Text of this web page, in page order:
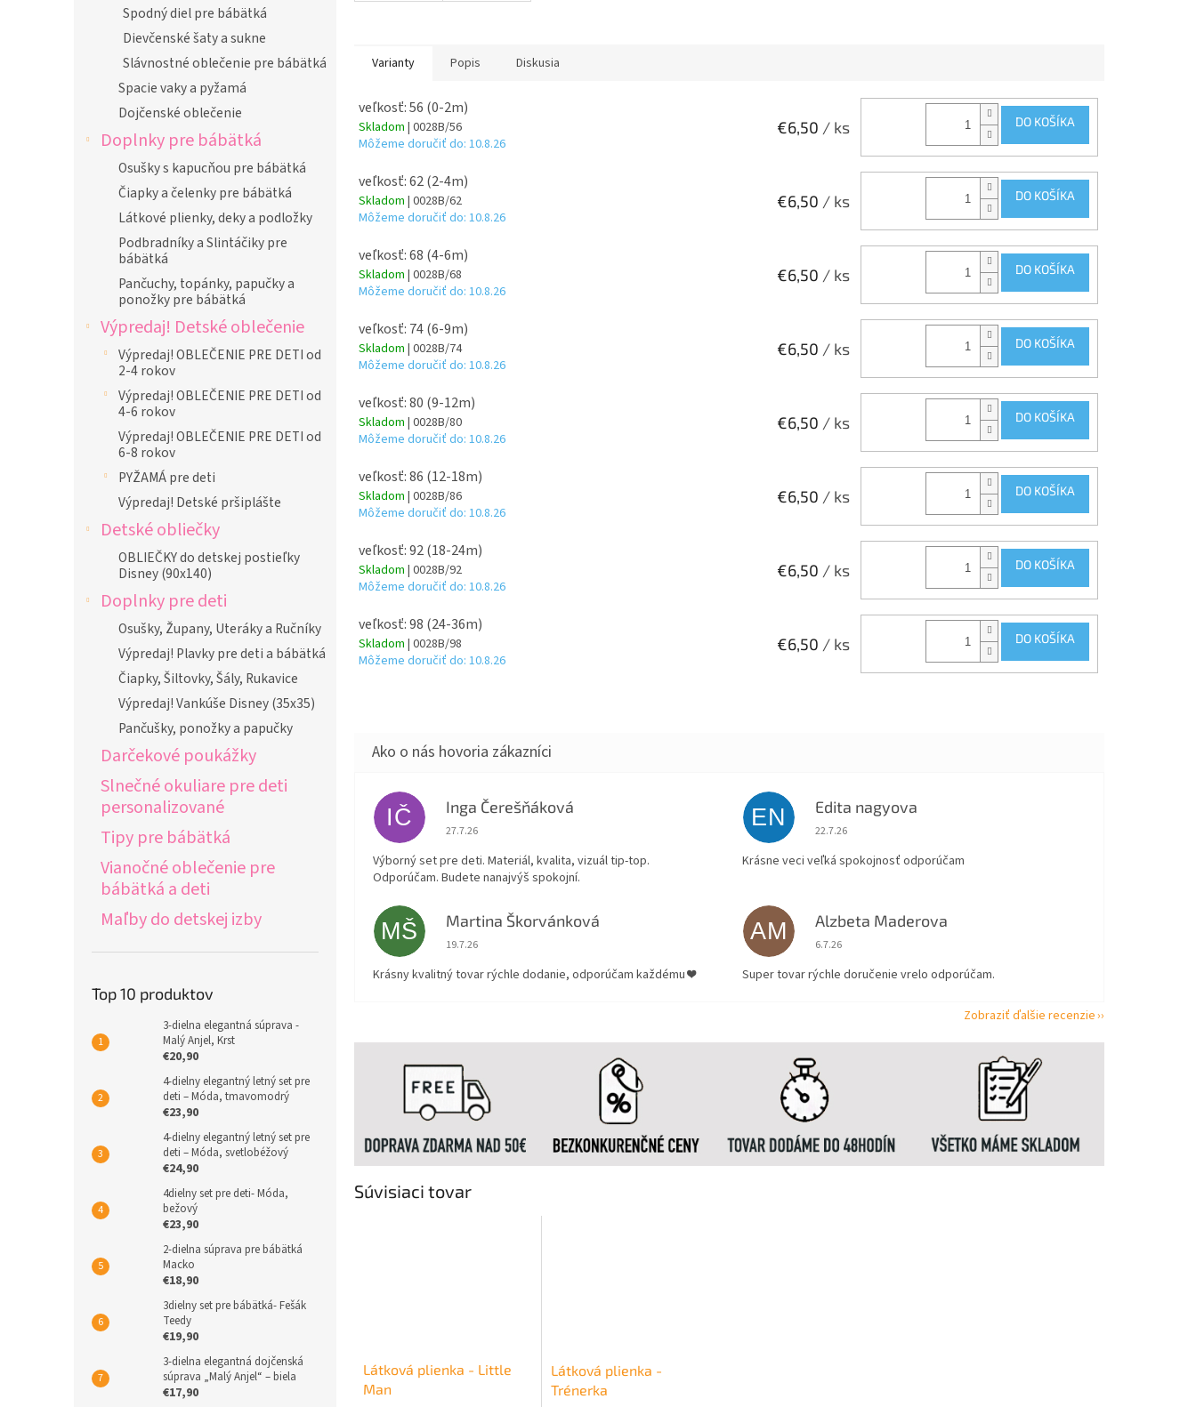
Spodný diel pre bábätká
Dievčenské šaty a sukne
Slávnostné oblečenie pre bábätká
Spacie vaky a pyžamá
Dojčenské oblečenie
Doplnky pre bábätká
Osušky s kapucňou pre bábätká
Čiapky a čelenky pre bábätká
Látkové plienky, deky a podložky
Podbradníky a Slintáčiky pre
bábätká
Pančuchy, topánky, papučky a
ponožky pre bábätká
Výpredaj! Detské oblečenie
Výpredaj! OBLEČENIE PRE DETI od
2-4 rokov
Výpredaj! OBLEČENIE PRE DETI od
4-6 rokov
Výpredaj! OBLEČENIE PRE DETI od
6-8 rokov
PYŽAMÁ pre deti
Výpredaj! Detské pršiplášte
Detské obliečky
OBLIEČKY do detskej postieľky
Disney (90x140)
Doplnky pre deti
Osušky, Župany, Uteráky a Ručníky
Výpredaj! Plavky pre deti a bábätká
Čiapky, Šiltovky, Šály, Rukavice
Výpredaj! Vankúše Disney (35x35)
Pančušky, ponožky a papučky
Darčekové poukážky
Slnečné okuliare pre deti
personalizované
Tipy pre bábätká
Vianočné oblečenie pre
bábätká a deti
Maľby do detskej izby
Top 10 produktov
3-dielna elegantná súprava -
Malý Anjel, Krst
€20,90
4-dielny elegantný letný set pre
deti – Móda, tmavomodrý
€23,90
4-dielny elegantný letný set pre
deti – Móda, svetlobéžový
€24,90
4dielny set pre deti- Móda,
bežový
€23,90
2-dielna súprava pre bábätká
Macko
€18,90
3dielny set pre bábätká- Fešák
Teedy
€19,90
3-dielna elegantná dojčenská
súprava „Malý Anjel“ – biela
€17,90
Súvisiaci tovar
Látková plienka - Little
Man
Látková plienka -
Trénerka
Varianty Popis Diskusia
veľkosť: 56 (0-2m)
Skladom | 0028B/56
Môžeme doručiť do: 10.8.26
€6,50 / ks DO KOŠÍKA
veľkosť: 62 (2-4m)
Skladom | 0028B/62
Môžeme doručiť do: 10.8.26
€6,50 / ks DO KOŠÍKA
veľkosť: 68 (4-6m)
Skladom | 0028B/68
Môžeme doručiť do: 10.8.26
€6,50 / ks DO KOŠÍKA
veľkosť: 74 (6-9m)
Skladom | 0028B/74
Môžeme doručiť do: 10.8.26
€6,50 / ks DO KOŠÍKA
veľkosť: 80 (9-12m)
Skladom | 0028B/80
Môžeme doručiť do: 10.8.26
€6,50 / ks DO KOŠÍKA
veľkosť: 86 (12-18m)
Skladom | 0028B/86
Môžeme doručiť do: 10.8.26
€6,50 / ks DO KOŠÍKA
veľkosť: 92 (18-24m)
Skladom | 0028B/92
Môžeme doručiť do: 10.8.26
€6,50 / ks DO KOŠÍKA
veľkosť: 98 (24-36m)
Skladom | 0028B/98
Môžeme doručiť do: 10.8.26
€6,50 / ks DO KOŠÍKA
IČ Inga Čerešňáková
Hodnotenie obchodu je 5 z 5 hviezdičiek.
27.7.26
Výborný set pre deti. Materiál, kvalita, vizuál tip-top.
Odporúčam. Budete nanajvýš spokojní.
EN Edita nagyova
Hodnotenie obchodu je 5 z 5 hviezdičiek.
22.7.26
Krásne veci veľká spokojnosť odporúčam
MŠ Martina Škorvánková
Hodnotenie obchodu je 5 z 5 hviezdičiek.
19.7.26
Krásny kvalitný tovar rýchle dodanie, odporúčam každému ❤️
AM Alzbeta Maderova
Hodnotenie obchodu je 5 z 5 hviezdičiek.
6.7.26
Super tovar rýchle doručenie vrelo odporúčam.
Zobraziť ďalšie recenzie